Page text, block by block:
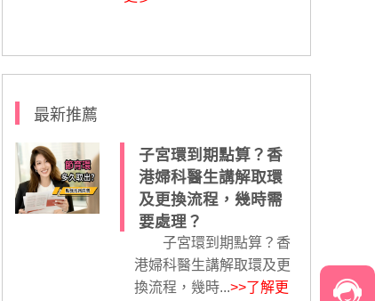
最新推薦
子宮環到期點算？香
港婦科醫生講解取環
及更換流程，幾時需
要處理？
子宮環到期點算？香
港婦科醫生講解取環及更
換流程，幾時...>>了解更